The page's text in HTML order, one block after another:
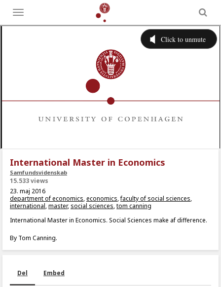
Toggle
menu
International Master in Economics
Samfundsvidenskab
15.533 views
23. maj 2016
department of economics,economics,faculty of social sciences,
international,master, social sciences,tom canning
International Master in Economics. Social Sciences make af difference.
By Tom Canning.
Del Embed